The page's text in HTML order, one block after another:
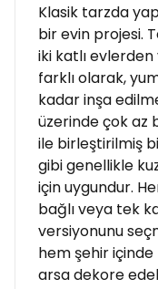
Klasik tarzda
bir evin projesi.
iki katlı
farklı olarak,
kadar inşa
üzerinde çok az
ile birleştirilmiş
gibi genellikle
için uygundur.
bağlı veya tek
versiyonunu
hem şehir içinde
arsa dekore